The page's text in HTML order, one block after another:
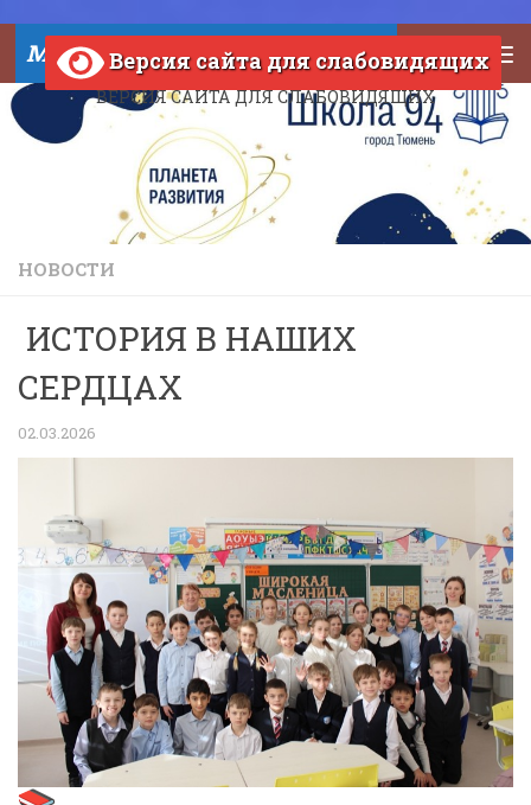
Skip to content
МАОУ СОШ №94 города Тюмени
ВЕРСИЯ САЙТА ДЛЯ СЛАБОВИДЯЩИХ
Версия сайта для слабовидящих
НОВОСТИ
ИСТОРИЯ В НАШИХ
СЕРДЦАХ
02.03.2026